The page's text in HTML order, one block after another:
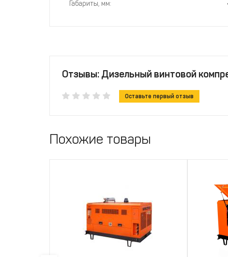
Габариты, мм:
Отзывы: Дизельный винтовой
Оставьте первый отзыв
Похожие товары